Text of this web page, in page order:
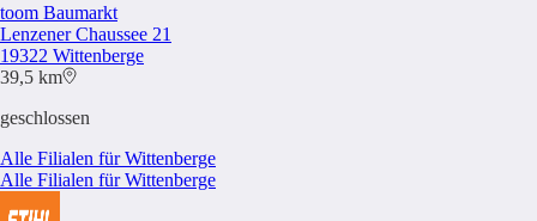
toom Baumarkt
Lenzener Chaussee 21
19322 Wittenberge
39,5 km
geschlossen
Alle Filialen für Wittenberge
Alle Filialen für Wittenberge